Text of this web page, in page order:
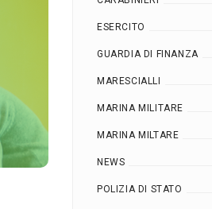
ESERCITO
GUARDIA DI FINANZA
MARESCIALLI
MARINA MILITARE
MARINA MILTARE
NEWS
POLIZIA DI STATO